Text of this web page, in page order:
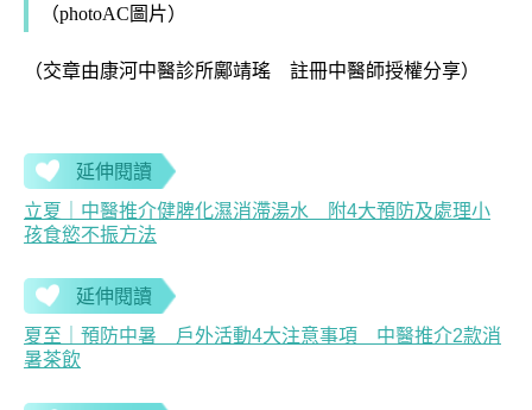
（photoAC圖片）
（交章由康河中醫診所鄺靖瑤 註冊中醫師授權分享）
延伸閱讀
立夏｜中醫推介健脾化濕消滯湯水 附4大預防及處理小
孩食慾不振方法
延伸閱讀
夏至｜預防中暑 戶外活動4大注意事項 中醫推介2款消
暑茶飲